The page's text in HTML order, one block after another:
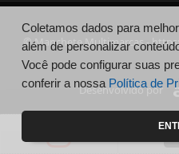
© Manchete Multimarcas -
Desenvolvido por
Coletamos dados para
além de personalizar
Você pode configurar suas
conferir a nossa Política de